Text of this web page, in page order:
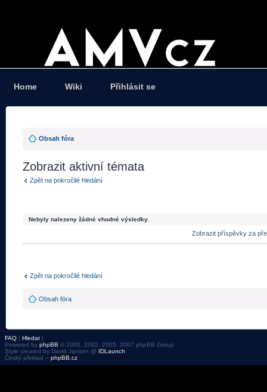
Home Wiki Přihlásit se
Obsah fóra
Zobrazit aktivní témata
Zpět na pokročilé hledání
Nebyly nalezeny žádné vhodné výsledky.
Zobrazit příspěvky za
Zpět na pokročilé hledání
Obsah fóra
FAQ | Hledat |
Powered by phpBB © 2000, 2002, 2005, 2007 phpBB Group
Style created by David Jansen @ IDLaunch
Český překlad – phpBB.cz